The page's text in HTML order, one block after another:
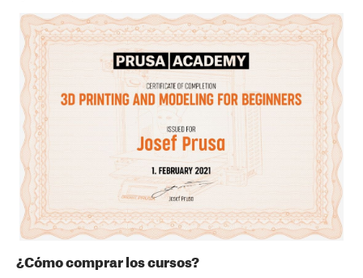
¿Cómo comprar los cursos?